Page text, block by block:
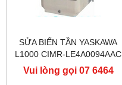
SỬA BIẾN TẦN YASKAWA
L1000 CIMR-LE4A0094AAC
400V 45KW, BIẾN TẦN
YASKAWA L1000
Vui lòng gọi 07 6464